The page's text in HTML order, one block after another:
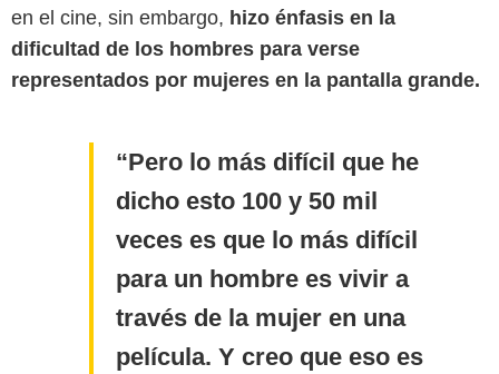
en el cine, sin embargo, hizo énfasis en la
dificultad de los hombres para verse
representados por mujeres en la pantalla grande.
Pero lo más difícil que he
dicho esto 100 y 50 mil
veces es que lo más difícil
para un hombre es vivir a
través de la mujer en una
película. Y creo que eso es